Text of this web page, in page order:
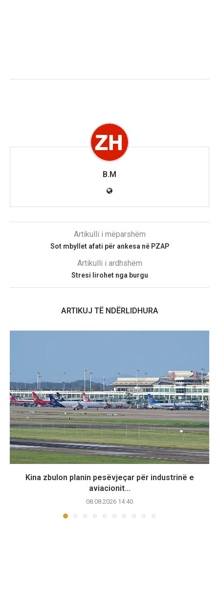
B.M
Artikulli i mëparshëm
Sot mbyllet afati për ankesa në PZAP
Artikulli i ardhshëm
Stresi lirohet nga burgu
ARTIKUJ TË NDËRLIDHURA
Kina zbulon planin pesëvjeçar për industrinë e
aviacionit...
08.08.2026 14:40